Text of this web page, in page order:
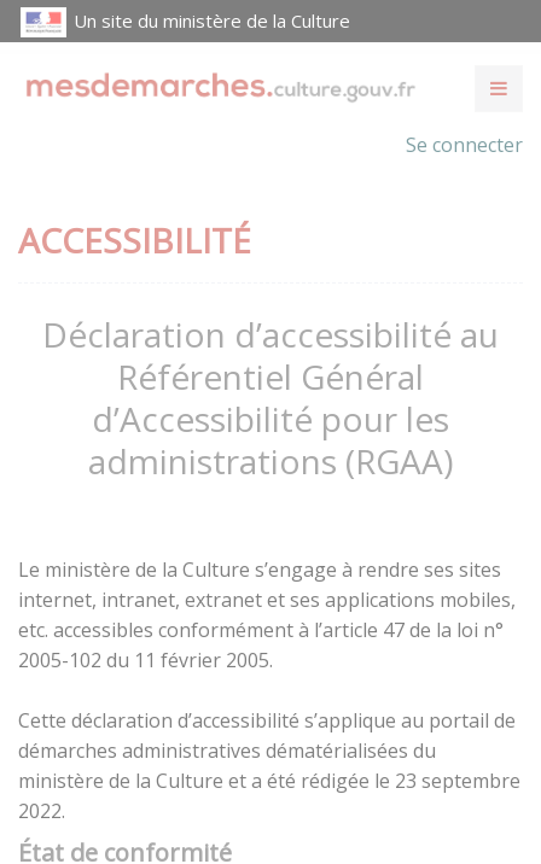
Un site du ministère de la Culture
Se connecter
ACCESSIBILITÉ
Déclaration d’accessibilité au
Référentiel Général
d’Accessibilité pour les
administrations (RGAA)
Le ministère de la Culture s’engage à rendre ses sites
internet, intranet, extranet et ses applications mobiles,
etc. accessibles conformément à l’article 47 de la loi n°
2005-102 du 11 février 2005.
Cette déclaration d’accessibilité s’applique au portail de
démarches administratives dématérialisées du
ministère de la Culture et a été rédigée le 23 septembre
2022.
État de conformité